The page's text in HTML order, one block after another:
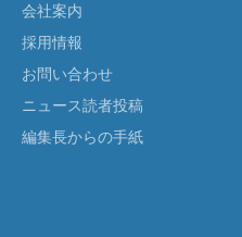
会社案内
採用情報
お問い合わせ
ニュース読者投稿
編集長からの手紙